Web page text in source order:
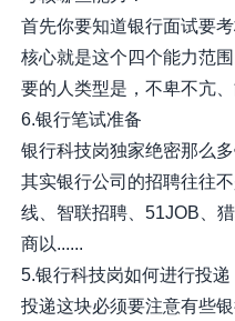
首先你要知道银行面试要
核心就是这个四个能力范
要的人类型是，不卑不亢
6.银行笔试准备
银行科技岗独家绝密那么
其实银行公司的招聘往往
线、智联招聘、51JOB、
商以......
5.银行科技岗如何进行投递
投递这块必须要注意有些